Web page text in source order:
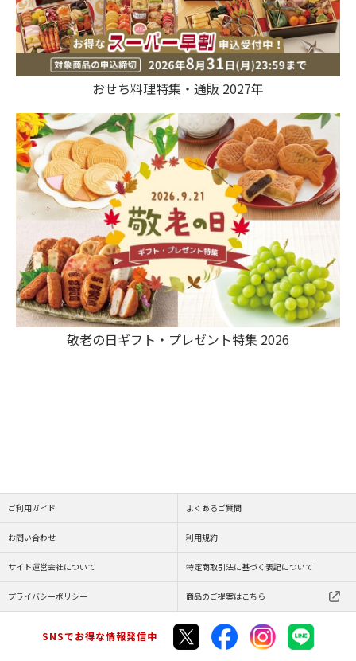
おせち料理特集・通販 2027年
敬老の日ギフト・プレゼント特集 2026
ご利用ガイド よくあるご質問
お問い合わせ 利用規約
サイト運営会社について 特定商取引法に基づく表記について
プライバシーポリシー 商品のご提案はこちら
SNSでお得な情報発信中